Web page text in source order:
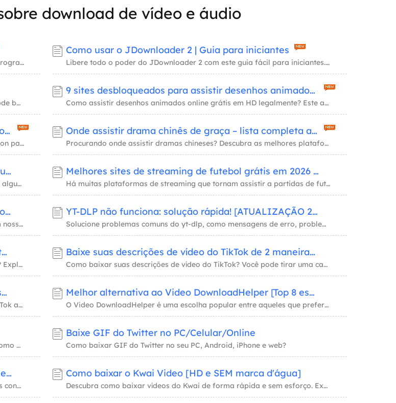
download de vídeo e áudio
Baixar vídeos do Crunchyroll permite que os fãs assistam aos seus programas favoritos offl
Como usar o JDownloader 2 | Guia para iniciantes
Libere todo o poder do JDownloader 2 com este guia fácil para iniciantes. Aprenda dicas e
Como baixar vídeos salvos, favoritos ou curtidos do TikTok? Você pode baixar cada um usand
9 sites desbloqueados para assistir desenhos animados online grátis em 2026
Como assistir desenhos animados online grátis em HD legalmente? Este artigo apresenta 9 si
É seguro e legal transmitir vídeos online no Dailymotion?
O Dailymotion é seguro? Sim, é considerado seguro usar o Dailymotion para streaming de víd
Onde assistir drama chinês de graça – lista completa aqui
Procurando onde assistir dramas chineses? Descubra as melhores plataformas com os programa
Baixe todas as mídias de uma conta do Twitter/X gratuitamente
Como baixar todas as mídias de uma conta do Twitter para arquivar alguns ativos digitais p
Melhores sites de streaming de futebol grátis em 2026 [alta qualidade]
Há muitas plataformas de streaming que tornam assistir a partidas de futebol ao vivo muito
Baixe vídeos do BitChute – rápido e fácil (3 métodos comprovados)
Baixe vídeos do BitChute para seu dispositivo instantaneamente com nossos downloaders rápi
YT-DLP não funciona: solução rápida! [ATUALIZAÇÃO 2026]
Solucione problemas comuns do yt-dlp, como mensagens de erro, problemas de login e problem
YouTube para MP3 320kbps – As 6 melhores ferramentas e guia passo a passo
Procurando os melhores conversores de YouTube para MP3 320kbps? Explore as principais solu
Baixe suas descrições de vídeo do TikTok de 2 maneiras gratuitas
Como baixar suas descrições de vídeo do TikTok? Você pode tirar uma captura de tela do víd
Como baixar o TikTok após o banimento: um guia passo a passo
Por que não consigo baixar o TikTok novamente e como baixar o TikTok após o banimento?
Melhor alternativa ao Video DownloadHelper [Top 8 escolhas]
O Video DownloadHelper é uma escolha popular entre aqueles que preferem vídeos para assist
Se você quiser manter os GIFs do Tenor, leia este artigo e aprenda como baixar facilmente
Baixe GIF do Twitter no PC/Celular/Online
Como baixar GIF do Twitter no seu PC, Android, iPhone e web?
Correções para a tela preta do YouTube na TV e no telefone em 2026🛠️
Por que a tela preta do YouTube na TV e no telefone? Como podemos consertá-los de forma ef
Como baixar o Kwai Video [HD e SEM marca d'água]
Descubra como baixar vídeos do Kwai de forma rápida e sem esforço. Experimente nossa ferra